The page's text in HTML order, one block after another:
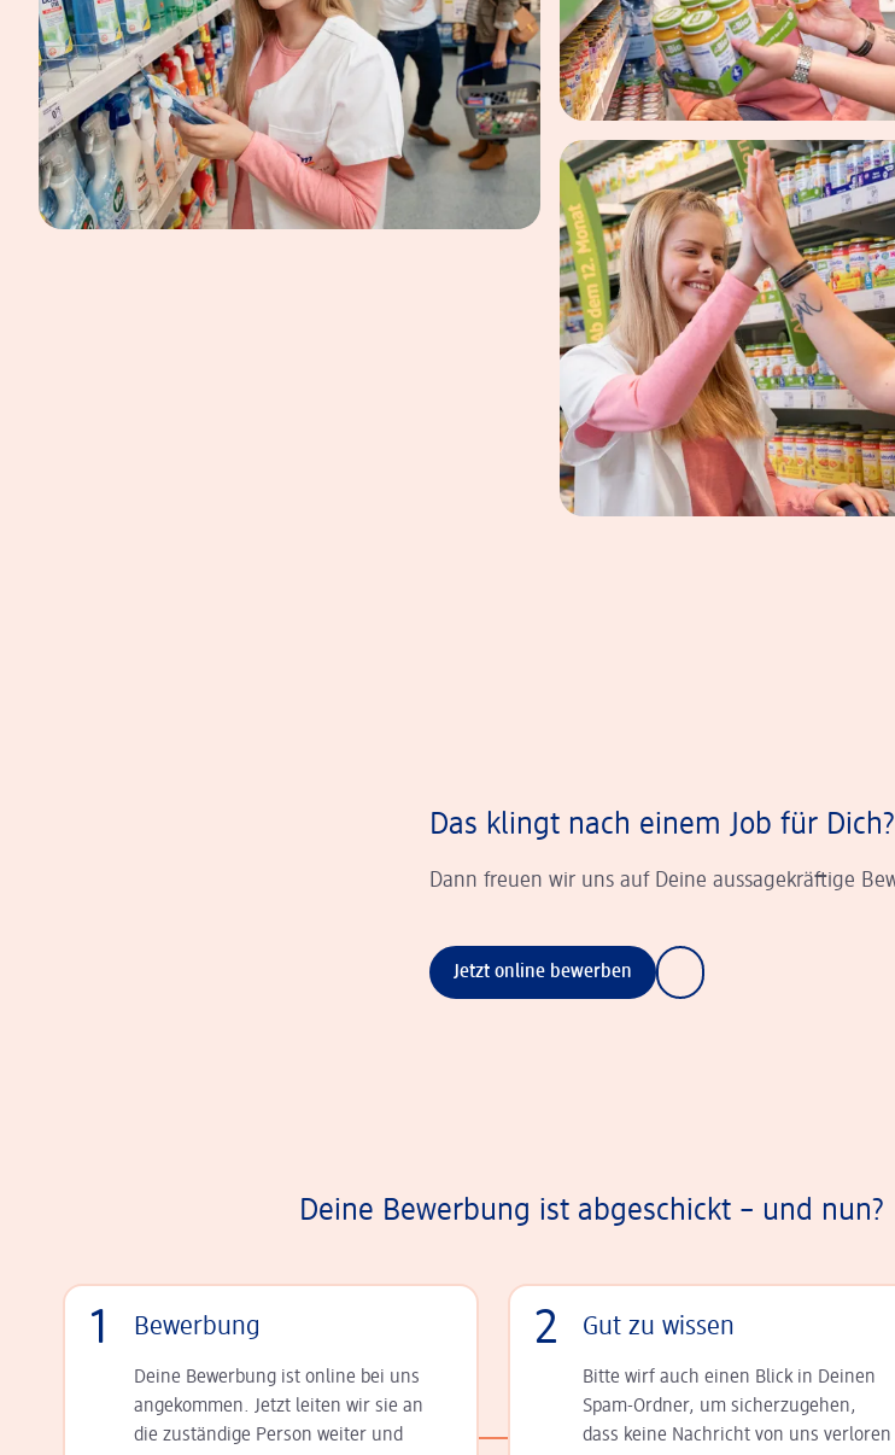
Das klingt nach einem Job für Dich?
Dann freuen wir uns auf Deine aussagekräftige
Jetzt online bewerben
Deine Bewerbung ist abgeschickt – und nun?
1 Bewerbung
Deine Bewerbung ist online bei uns
angekommen. Jetzt leiten wir sie an
die zu­stän­dige Person weiter und
2 Gut zu wissen
Bitte wirf auch einen Blick in Deinen
Spam-Ordner, um sicherzugehen,
dass keine Nachricht von uns verloren